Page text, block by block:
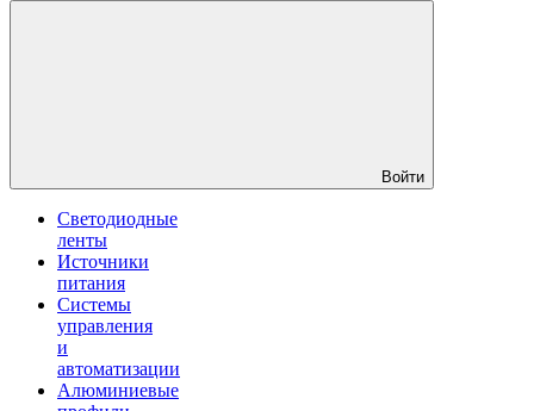
Войти
Светодиодные
ленты
Источники
питания
Системы
управления
и
автоматизации
Алюминиевые